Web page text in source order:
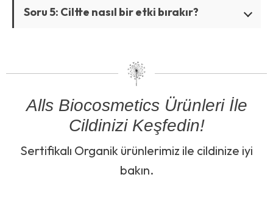
Soru 5: Ciltte nasıl bir etki bırakır?
Alls Biocosmetics Ürünleri İle
Cildinizi Keşfedin!
Sertifikalı Organik ürünlerimiz ile cildinize iyi
bakın.